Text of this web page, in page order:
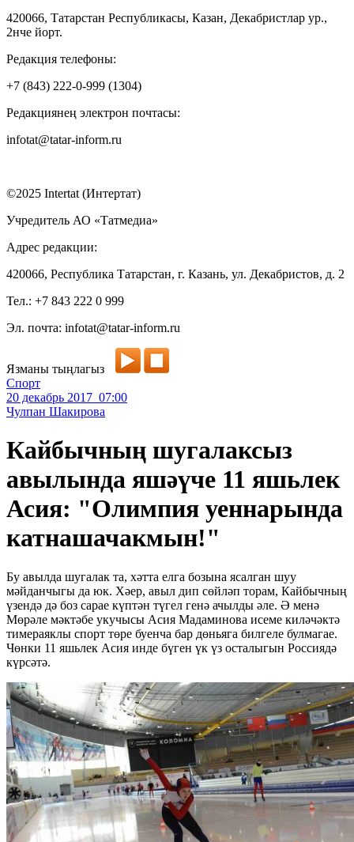
420066, Татарстан Республикасы, Казан, Декабристлар ур.,
2нче йорт.
Редакция телефоны:
+7 (843) 222-0-999 (1304)
Редакциянең электрон почтасы:
infotat@tatar-inform.ru
©2025 Intertat (Интертат)
Учредитель АО «Татмедиа»
Адрес редакции:
420066, Республика Татарстан, г. Казань, ул. Декабристов, д. 2
Тел.: +7 843 222 0 999
Эл. почта: infotat@tatar-inform.ru
Язманы тыңлагыз
Спорт
20 декабрь 2017 07:00
Чулпан Шакирова
Кайбычның шугалаксыз
авылында яшәүче 11 яшьлек
Асия: "Олимпия уеннарында
катнашачакмын!"
Бу авылда шугалак та, хәтта елга бозына ясалган шуу
мәйданчыгы да юк. Хәер, авыл дип сөйләп торам, Кайбычның
үзендә дә боз сарае күптән түгел генә ачылды әле. Ә менә
Мөрәле мәктәбе укучысы Асия Мадаминова исеме киләчәктә
тимераяклы спорт төре буенча бар дөньяга билгеле булмагае.
Чөнки 11 яшьлек Асия инде бүген үк үз осталыгын Россиядә
күрсәтә.